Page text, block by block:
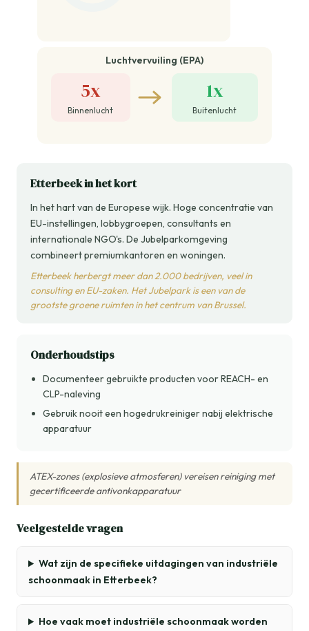
Luchtvervuiling (EPA)
5x
Binnenlucht
1x
Buitenlucht
Etterbeek in het kort
In het hart van de Europese wijk. Hoge concentratie van
EU-instellingen, lobbygroepen, consultants en
internationale NGO's. De Jubelparkomgeving
combineert premiumkantoren en woningen.
Etterbeek herbergt meer dan 2.000 bedrijven, veel in
consulting en EU-zaken. Het Jubelpark is een van de
grootste groene ruimten in het centrum van Brussel.
Onderhoudstips
Documenteer gebruikte producten voor REACH- en
CLP-naleving
Gebruik nooit een hogedrukreiniger nabij elektrische
apparatuur
ATEX-zones (explosieve atmosferen) vereisen reiniging met
gecertificeerde antivonkapparatuur
Veelgestelde vragen
Wat zijn de specifieke uitdagingen van industriële
schoonmaak in Etterbeek?
Hoe vaak moet industriële schoonmaak worden